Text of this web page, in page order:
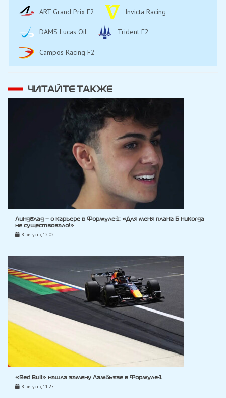
ART Grand Prix F2 Invicta Racing
DAMS Lucas Oil Trident F2
Campos Racing F2
ЧИТАЙТЕ ТАКЖЕ
Линдблад — о карьере в Формуле-1: «Для меня плана Б никогда
не существовало!»
8 августа, 12:02
«Red Bull» нашла замену Ламбьязе в Формуле-1
8 августа, 11:25